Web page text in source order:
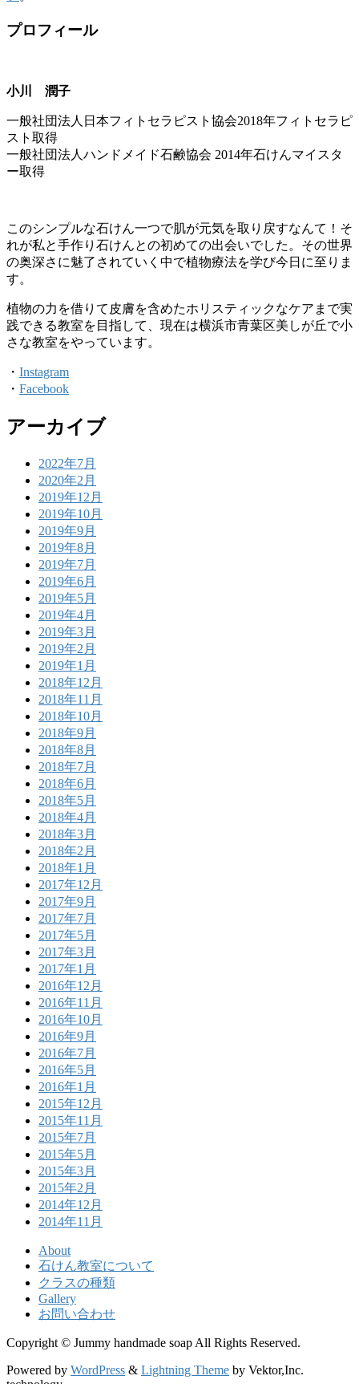
プロフィール
小川 潤子
一般社団法人日本フィトセラピスト協会2018年フィトセラピ
スト取得
一般社団法人ハンドメイド石鹸協会 2014年石けんマイスタ
ー取得
このシンプルな石けん一つで肌が元気を取り戻すなんて！そ
れが私と手作り石けんとの初めての出会いでした。その世界
の奥深さに魅了されていく中で植物療法を学び今日に至りま
す。
植物の力を借りて皮膚を含めたホリスティックなケアまで実
践できる教室を目指して、現在は横浜市青葉区美しが丘で小
さな教室をやっています。
・ Instagram
・ Facebook
アーカイブ
2022年7月
2020年2月
2019年12月
2019年10月
2019年9月
2019年8月
2019年7月
2019年6月
2019年5月
2019年4月
2019年3月
2019年2月
2019年1月
2018年12月
2018年11月
2018年10月
2018年9月
2018年8月
2018年7月
2018年6月
2018年5月
2018年4月
2018年3月
2018年2月
2018年1月
2017年12月
2017年9月
2017年7月
2017年5月
2017年3月
2017年1月
2016年12月
2016年11月
2016年10月
2016年9月
2016年7月
2016年5月
2016年1月
2015年12月
2015年11月
2015年7月
2015年5月
2015年3月
2015年2月
2014年12月
2014年11月
About
石けん教室について
クラスの種類
Gallery
お問い合わせ
Copyright © Jummy handmade soap All Rights Reserved.
Powered by WordPress & Lightning Theme by Vektor,Inc.